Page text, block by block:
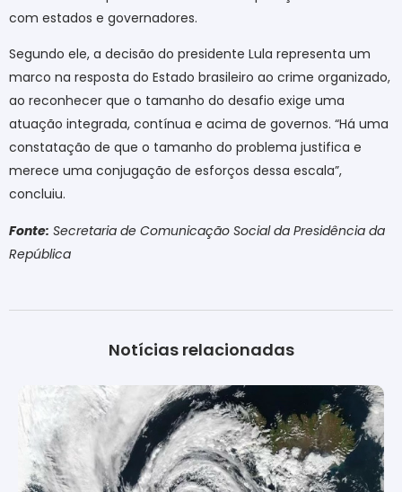
com estados e governadores.
Segundo ele, a decisão do presidente Lula representa um
marco na resposta do Estado brasileiro ao crime organizado,
ao reconhecer que o tamanho do desafio exige uma
atuação integrada, contínua e acima de governos. “Há uma
constatação de que o tamanho do problema justifica e
merece uma conjugação de esforços dessa escala”,
concluiu.
Fonte: Secretaria de Comunicação Social da Presidência da
República
Notícias relacionadas